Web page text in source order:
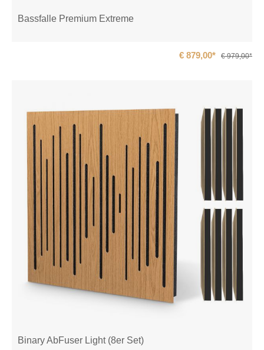
Bassfalle Premium Extreme
€ 879,00* € 979,00*
Binary AbFuser Light (8er Set)